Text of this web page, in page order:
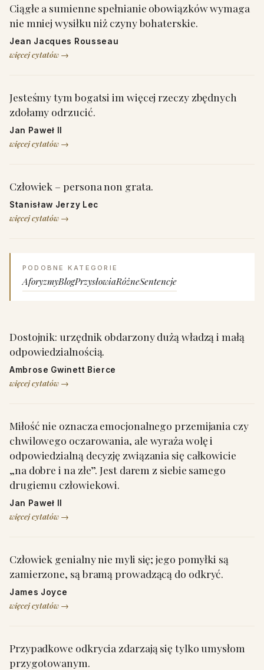
Ciągłe a sumienne spełnianie obowiązków wymaga
nie mniej wysiłku niż czyny bohaterskie.
Jean Jacques Rousseau
więcej cytatów →
Jesteśmy tym bogatsi im więcej rzeczy zbędnych
zdołamy odrzucić.
Jan Paweł II
więcej cytatów →
Człowiek – persona non grata.
Stanisław Jerzy Lec
więcej cytatów →
PODOBNE KATEGORIE
AforyzmyBlogPrzysłowiaRóżneSentencje
Dostojnik: urzędnik obdarzony dużą władzą i małą
odpowiedzialnością.
Ambrose Gwinett Bierce
więcej cytatów →
Miłość nie oznacza emocjonalnego przemijania czy
chwilowego oczarowania, ale wyraża wolę i
odpowiedzialną decyzję związania się całkowicie
„na dobre i na złe”. Jest darem z siebie samego
drugiemu człowiekowi.
Jan Paweł II
więcej cytatów →
Człowiek genialny nie myli się; jego pomyłki są
zamierzone, są bramą prowadzącą do odkryć.
James Joyce
więcej cytatów →
Przypadkowe odkrycia zdarzają się tylko umysłom
przygotowanym.